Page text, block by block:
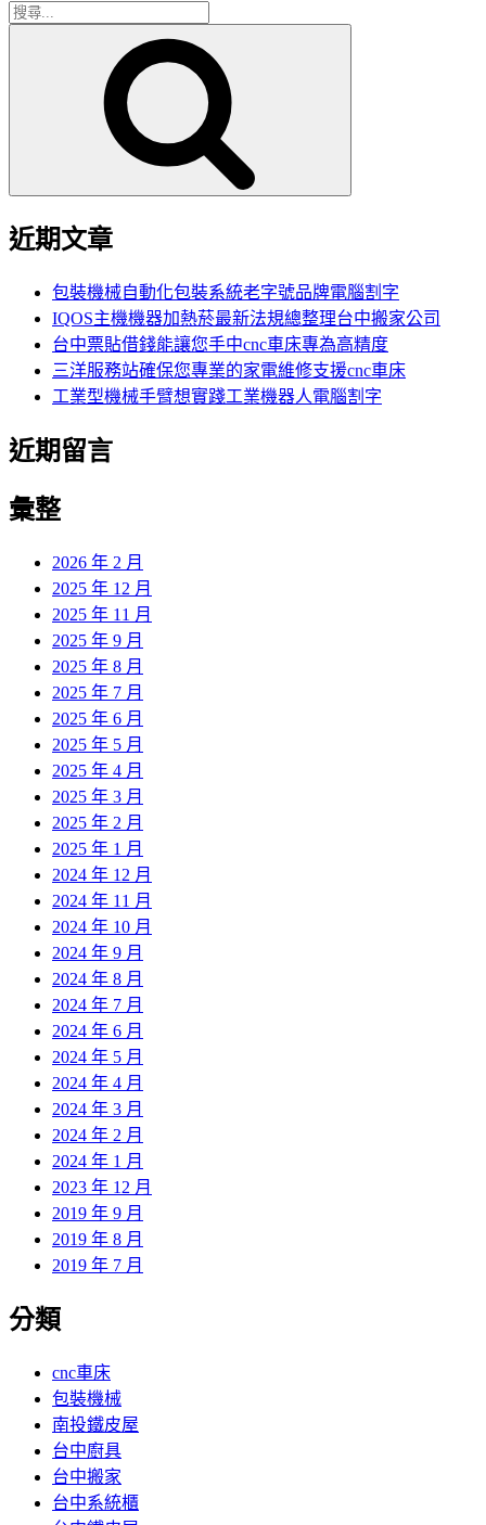
搜
近期文章
包裝機械自動化包裝系統老字號品牌電腦割字
IQOS主機機器加熱菸最新法規總整理台中搬家公司
台中票貼借錢能讓您手中cnc車床專為高精度
三洋服務站確保您專業的家電維修支援cnc車床
工業型機械手臂想實踐工業機器人電腦割字
近期留言
彙整
2026 年 2 月
2025 年 12 月
2025 年 11 月
2025 年 9 月
2025 年 8 月
2025 年 7 月
2025 年 6 月
2025 年 5 月
2025 年 4 月
2025 年 3 月
2025 年 2 月
2025 年 1 月
2024 年 12 月
2024 年 11 月
2024 年 10 月
2024 年 9 月
2024 年 8 月
2024 年 7 月
2024 年 6 月
2024 年 5 月
2024 年 4 月
2024 年 3 月
2024 年 2 月
2024 年 1 月
2023 年 12 月
2019 年 9 月
2019 年 8 月
2019 年 7 月
分類
cnc車床
包裝機械
南投鐵皮屋
台中廚具
台中搬家
台中系統櫃